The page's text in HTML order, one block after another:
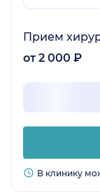
Прием
от 2 000 ₽
В клинику